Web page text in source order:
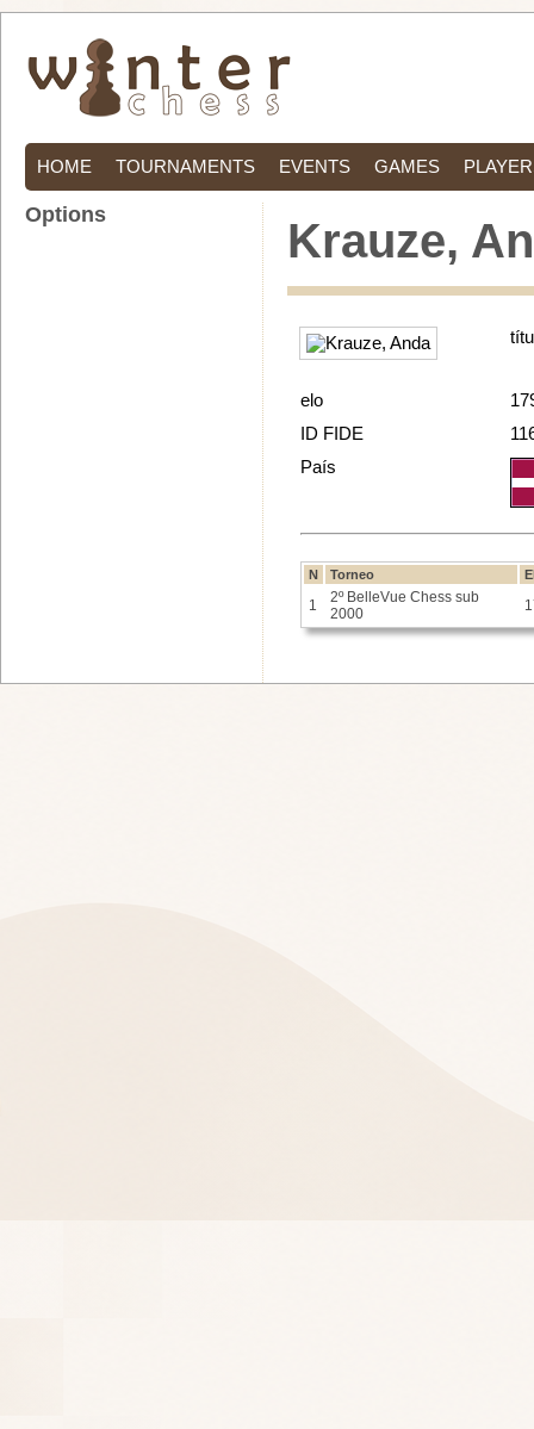
HOME TOURNAMENTS EVENTS GAMES
Krauze,
elo
ID FIDE
País
N Torneo
1
2º BelleVue Chess sub
2000
Options